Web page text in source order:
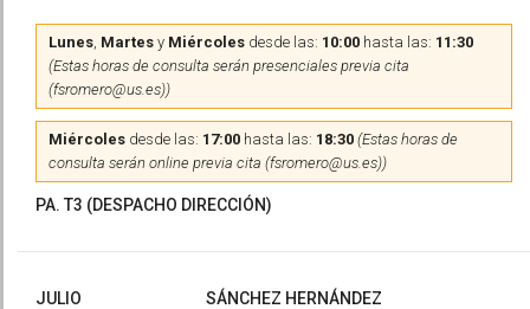
Lunes, Martes y Miércoles desde las: 10:00 hasta las: 11:30
(Estas horas de consulta serán presenciales previa cita
(fsromero@us.es))
Miércoles desde las: 17:00 hasta las: 18:30 (Estas horas de
consulta serán online previa cita (fsromero@us.es))
PA. T3 (DESPACHO DIRECCIÓN)
JULIO SÁNCHEZ HERNÁNDEZ